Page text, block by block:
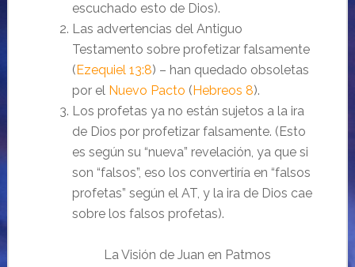
escuchado esto de Dios).
Las advertencias del Antiguo
Testamento sobre profetizar falsamente
( Ezequiel 13:8) – han quedado obsoletas
por el Nuevo Pacto ( Hebreos 8).
Los profetas ya no están sujetos a la ira
de Dios por profetizar falsamente. (Esto
es según su “nueva” revelación, ya que si
son “falsos”, eso los convertiría en “falsos
profetas” según el AT, y la ira de Dios cae
sobre los falsos profetas).
La Visión de Juan en Patmos